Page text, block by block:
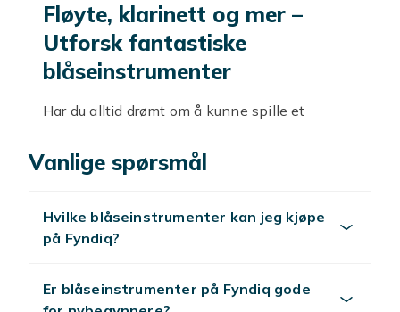
Fløyte, klarinett og mer –
Utforsk fantastiske
blåseinstrumenter
Har du alltid drømt om å kunne spille et
alt fra klarinetter til fløyter. Enten du er
nybegynner eller en mer erfaren musiker,
blåseinstrumentene er perfekte for enhver
musikkstil – klassisk, jazz eller hva som helst
En klarinett kan gi en magisk og varm tone til
Vanlige spørsmål
Hvilke blåseinstrumenter kan jeg kjøpe
på Fyndiq?
Er blåseinstrumenter på Fyndiq gode